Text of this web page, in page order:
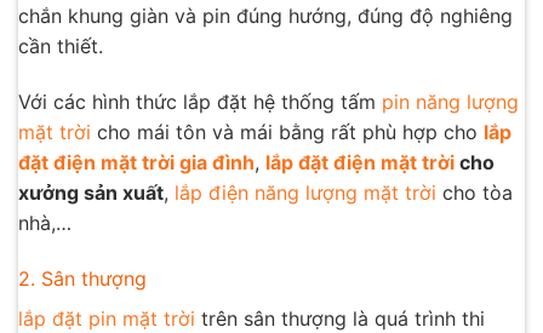
chắn khung giàn và pin đúng hướng, đúng độ nghiêng
cần thiết.
Với các hình thức lắp đặt hệ thống tấm pin năng lượng
mặt trời cho mái tôn và mái bằng rất phù hợp cho lắp
đặt điện mặt trời gia đình, lắp đặt điện mặt trời cho
xưởng sản xuất, lắp điện năng lượng mặt trời cho tòa
nhà,…
2. Sân thượng
lắp đặt pin mặt trời trên sân thượng là quá trình thi